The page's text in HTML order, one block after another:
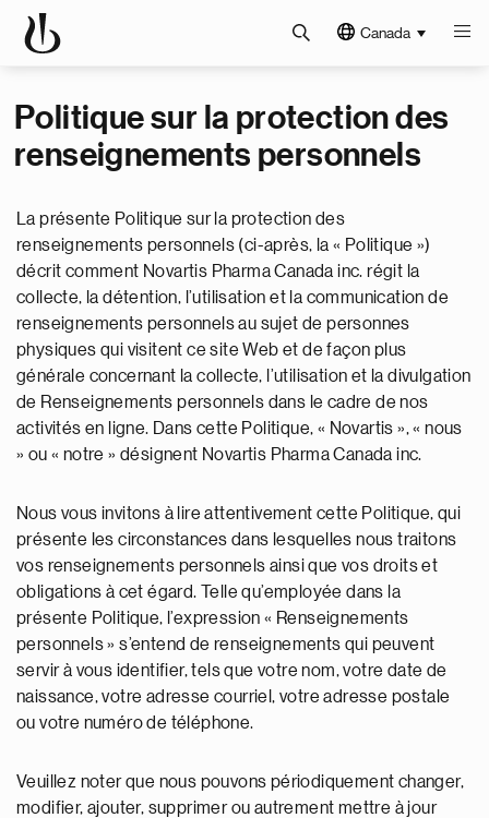
Canada
Politique sur la protection des
renseignements personnels
La présente Politique sur la protection des
renseignements personnels (ci-après, la « Politique »)
décrit comment Novartis Pharma Canada inc. régit la
collecte, la détention, l’utilisation et la communication de
renseignements personnels au sujet de personnes
physiques qui visitent ce site Web et de façon plus
générale concernant la collecte, l’utilisation et la divulgation
de Renseignements personnels dans le cadre de nos
activités en ligne. Dans cette Politique, « Novartis », « nous
» ou « notre » désignent Novartis Pharma Canada inc.
Nous vous invitons à lire attentivement cette Politique, qui
présente les circonstances dans lesquelles nous traitons
vos renseignements personnels ainsi que vos droits et
obligations à cet égard. Telle qu’employée dans la
présente Politique, l’expression « Renseignements
personnels » s’entend de renseignements qui peuvent
servir à vous identifier, tels que votre nom, votre date de
naissance, votre adresse courriel, votre adresse postale
ou votre numéro de téléphone.
Veuillez noter que nous pouvons périodiquement changer,
modifier, ajouter, supprimer ou autrement mettre à jour